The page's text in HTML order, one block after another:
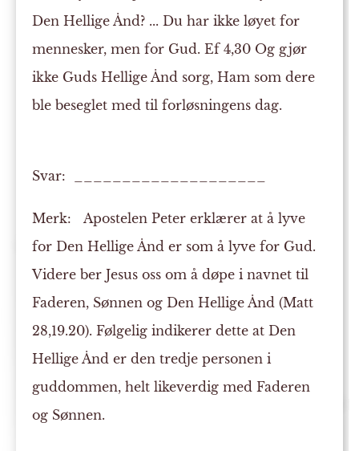
Den Hellige Ånd? ... Du har ikke løyet for
mennesker, men for Gud. Ef 4,30 Og gjør
ikke Guds Hellige Ånd sorg, Ham som dere
ble beseglet med til forløsningens dag.
Svar: ____________________
Merk: Apostelen Peter erklærer at å lyve
for Den Hellige Ånd er som å lyve for Gud.
Videre ber Jesus oss om å døpe i navnet til
Faderen, Sønnen og Den Hellige Ånd (Matt
28,19.20). Følgelig indikerer dette at Den
Hellige Ånd er den tredje personen i
guddommen, helt likeverdig med Faderen
og Sønnen.